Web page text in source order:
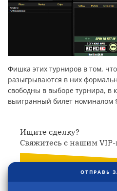
Фишка этих турниров в том,
разыгрываются в них
свободны в выборе турнира, в
выигранный билет номиналом
Ищите сделку?
Свяжитесь с нашим VIP-
ОТПРАВЬ